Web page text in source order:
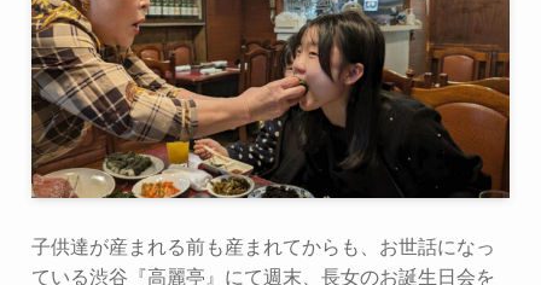
子供達が産まれる前も産まれてからも、お世話になっ
ている渋谷『高麗亭』にて週末、長女のお誕生日会を